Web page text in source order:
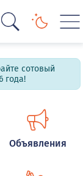
сотовый
года!
Объявления